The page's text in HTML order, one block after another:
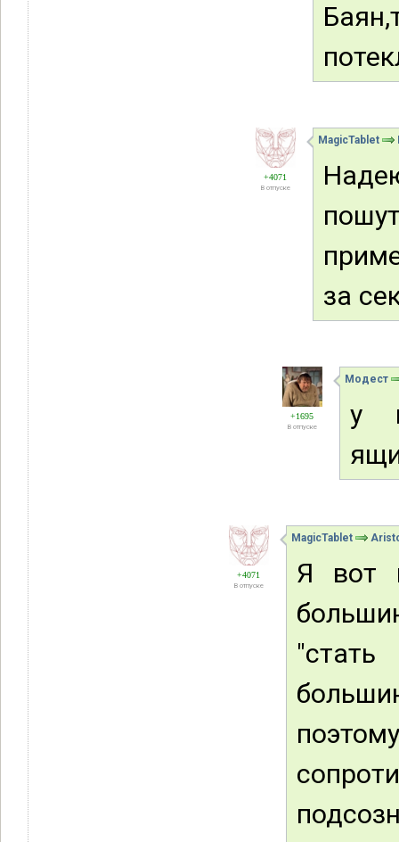
+4071
В отпуске
MagicTablet
за
+1695
В отпуске
Модест
у
+4071
В отпуске
MagicTablet
Я вот